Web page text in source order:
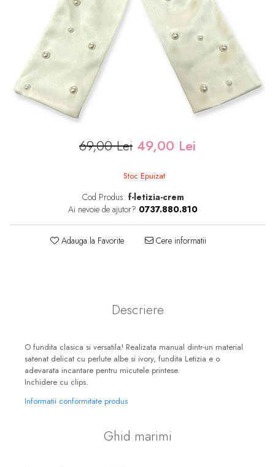
69,00 Lei 49,00 Lei
Stoc Epuizat
Cod Produs: f-letizia-crem
Ai nevoie de ajutor? 0737.880.810
Adauga la Favorite Cere informatii
Descriere
O fundita clasica si versatila! Realizata manual dintr-un material
satenat delicat cu perlute albe si ivory, fundita Letizia e o
adevarata incantare pentru micutele printese.
Inchidere cu clips.
Informatii conformitate produs
Ghid marimi